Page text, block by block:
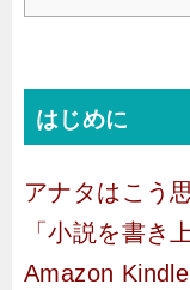
はじめに
アナタはこう
「小説を書き
Amazon